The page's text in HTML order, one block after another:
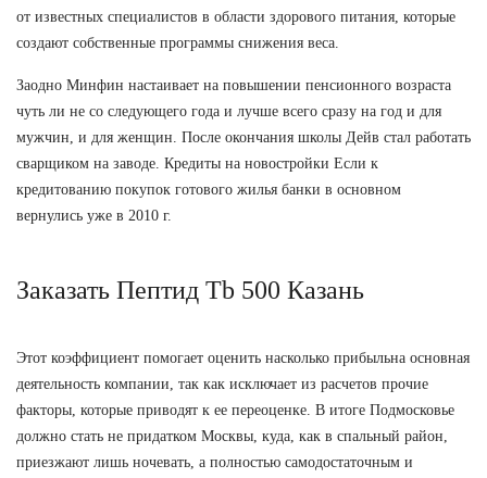
от известных специалистов в области здорового питания, которые
создают собственные программы снижения веса.
Заодно Минфин настаивает на повышении пенсионного возраста
чуть ли не со следующего года и лучше всего сразу на год и для
мужчин, и для женщин. После окончания школы Дейв стал работать
сварщиком на заводе. Кредиты на новостройки Если к
кредитованию покупок готового жилья банки в основном
вернулись уже в 2010 г.
Заказать Пептид Tb 500 Казань
Этот коэффициент помогает оценить насколько прибыльна основная
деятельность компании, так как исключает из расчетов прочие
факторы, которые приводят к ее переоценке. В итоге Подмосковье
должно стать не придатком Москвы, куда, как в спальный район,
приезжают лишь ночевать, а полностью самодостаточным и